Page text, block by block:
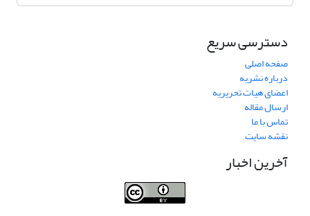
دسترسی سریع
صفحه اصلی
درباره نشریه
اعضای هیات تحریریه
ارسال مقاله
تماس با ما
نقشه سایت
آخرین اخبار